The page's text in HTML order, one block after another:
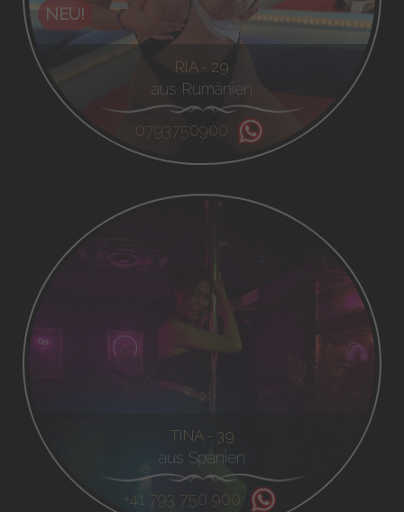
NEU!
RIA - 29
aus Rumänien
0793750900
TINA - 39
aus Spanien
+41 793 750 900